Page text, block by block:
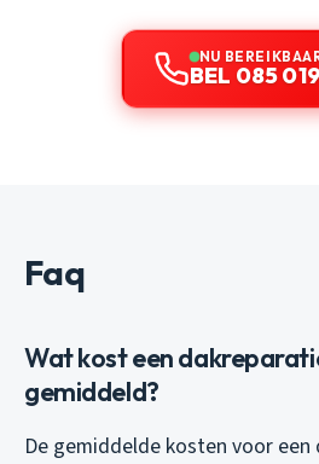
NU
BEL 085
Faq
Wat kost een
gemiddeld?
De gemiddelde kosten voor